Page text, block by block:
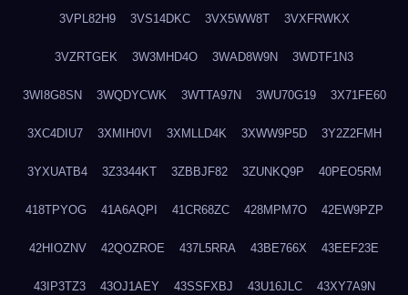
3VPL82H9 3VS14DKC 3VX5WW8T 3VXFRWKX
3VZRTGEK 3W3MHD4O 3WAD8W9N 3WDTF1N3
3WI8G8SN 3WQDYCWK 3WTTA97N 3WU70G19 3X71FE60
3XC4DIU7 3XMIH0VI 3XMLLD4K 3XWW9P5D 3Y2Z2FMH
3YXUATB4 3Z3344KT 3ZBBJF82 3ZUNKQ9P 40PEO5RM
418TPYOG 41A6AQPI 41CR68ZC 428MPM7O 42EW9PZP
42HIOZNV 42QOZROE 437L5RRA 43BE766X 43EEF23E
43IP3TZ3 43OJ1AEY 43SSFXBJ 43U16JLC 43XY7A9N